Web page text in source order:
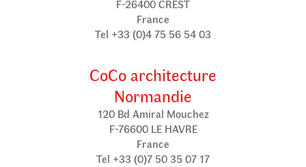
F-26400 CREST
France
Tel +33 (0)4 75 56 54 03
CoCo architecture
Normandie
120 Bd Amiral Mouchez
F-76600 LE HAVRE
France
Tel +33 (0)7 50 35 07 17